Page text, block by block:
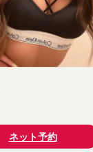
ネット予約